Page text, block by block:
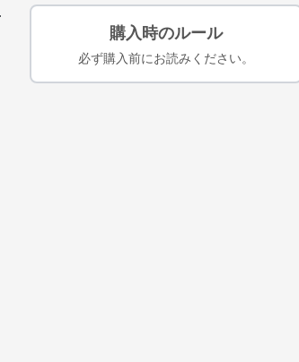
購入時のルール
必ず購入前にお読みください。